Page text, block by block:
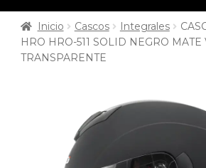
Inicio Cascos Integrales
HRO HRO-511 SOLID NEGRO MATE
TRANSPARENTE